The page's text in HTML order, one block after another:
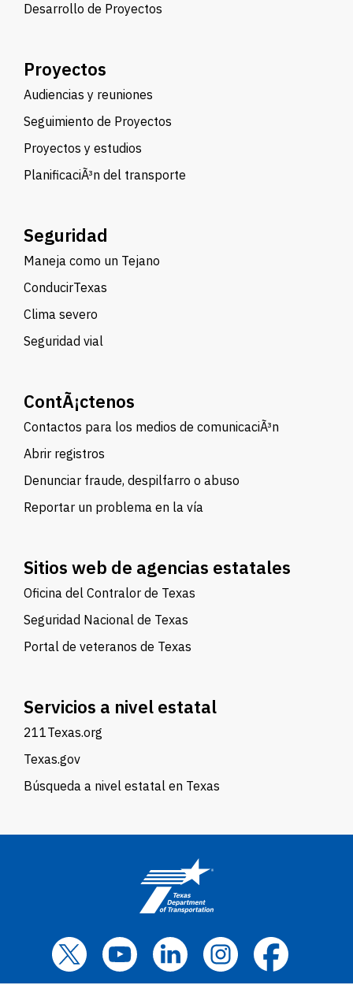
Desarrollo de Proyectos
Proyectos
Audiencias y reuniones
Seguimiento de Proyectos
Proyectos y estudios
PlanificaciÃ³n del transporte
Seguridad
Maneja como un Tejano
ConducirTexas
Clima severo
Seguridad vial
ContÃ¡ctenos
Contactos para los medios de comunicaciÃ³n
Abrir registros
Denunciar fraude, despilfarro o abuso
Reportar un problema en la vía
Sitios web de agencias estatales
Oficina del Contralor de Texas
Seguridad Nacional de Texas
Portal de veteranos de Texas
Servicios a nivel estatal
211Texas.org
Texas.gov
Búsqueda a nivel estatal en Texas